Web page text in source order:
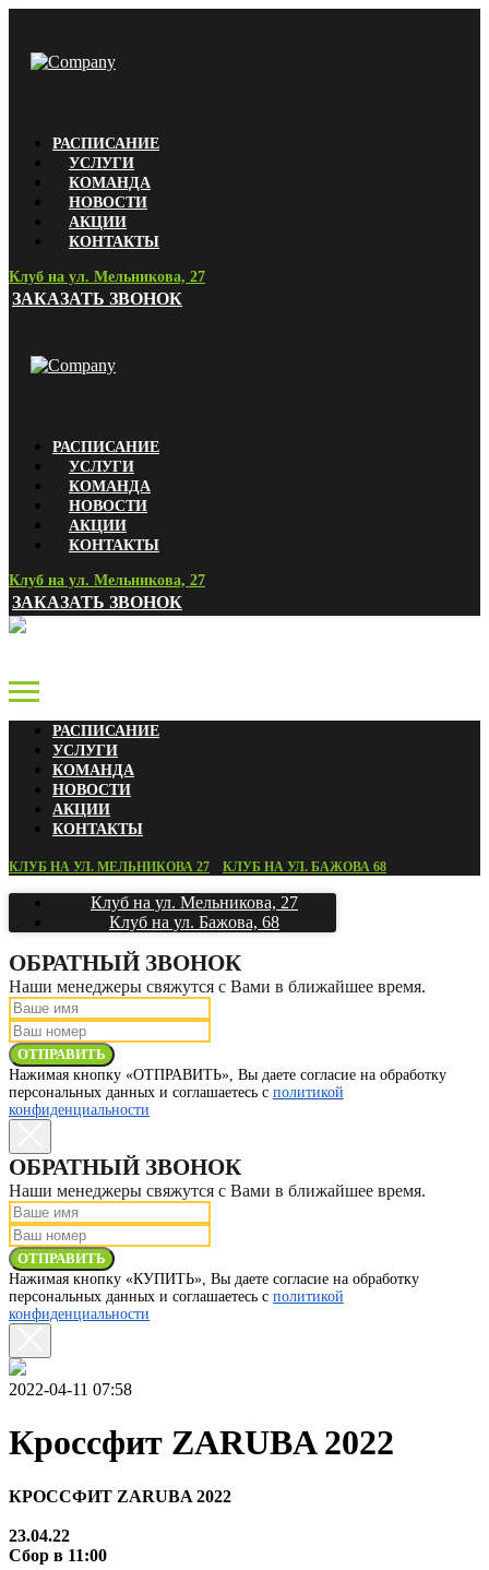
РАСПИСАНИЕ
УСЛУГИ
КОМАНДА
НОВОСТИ
АКЦИИ
КОНТАКТЫ
Клуб на ул. Мельникова, 27
ЗАКАЗАТЬ ЗВОНОК
РАСПИСАНИЕ
УСЛУГИ
КОМАНДА
НОВОСТИ
АКЦИИ
КОНТАКТЫ
Клуб на ул. Мельникова, 27
ЗАКАЗАТЬ ЗВОНОК
РАСПИСАНИЕ
УСЛУГИ
КОМАНДА
НОВОСТИ
АКЦИИ
КОНТАКТЫ
КЛУБ НА УЛ. МЕЛЬНИКОВА 27 КЛУБ НА УЛ. БАЖОВА 68
Клуб на ул. Мельникова, 27
Клуб на ул. Бажова, 68
ОБРАТНЫЙ ЗВОНОК
Наши менеджеры свяжутся с Вами в ближайшее время.
ОТПРАВИТЬ
Нажимая кнопку «ОТПРАВИТЬ», Вы даете согласие на обработку
персональных данных и соглашаетесь с политикой
конфиденциальности
ОБРАТНЫЙ ЗВОНОК
Наши менеджеры свяжутся с Вами в ближайшее время.
ОТПРАВИТЬ
Нажимая кнопку «КУПИТЬ», Вы даете согласие на обработку
персональных данных и соглашаетесь с политикой
конфиденциальности
2022-04-11 07:58
Кроссфит ZARUBA 2022
КРОССФИТ ZARUBA 2022
23.04.22
Сбор в 11:00